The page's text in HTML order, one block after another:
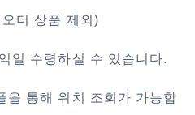
더 상품 제외)
일 수령하실 수 있습니다.
을 통해 위치 조회가 가능합